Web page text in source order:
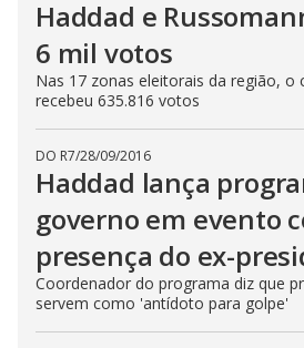
Haddad e
6 mil votos
Nas 17 zonas eleitorais da região, o
recebeu 635.816 votos
DO R7/28/09/2016
Haddad lança
governo em evento
presença do ex-
Coordenador do programa diz que
servem como 'antídoto para golpe'